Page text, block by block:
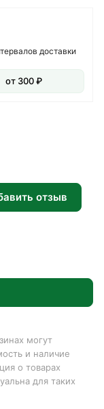
доставки
от 300 ₽
отзыв
могут
и наличие
о товарах
для таких